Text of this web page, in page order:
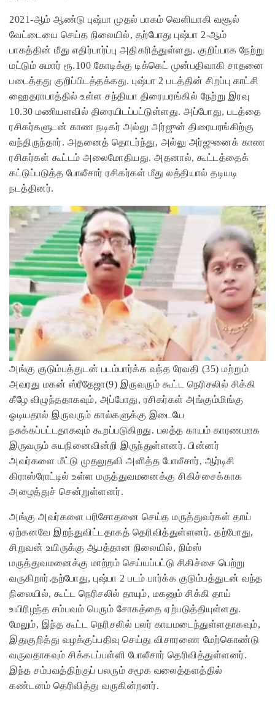
2021-ஆம் ஆண்டு புஷ்பா முதல் பாகம் வெளியாகி வசூல்
வேட்டையை செய்த நிலையில், தற்போது புஷ்பா 2-ஆம்
பாகத்தின் மீது எதிர்பார்ப்பு அதிகரித்துள்ளது. குறிப்பாக நேற்று
மட்டும் சுமார் ரூ.100 கோடிக்கு டிக்கெட் முன்பதிவாகி சாதனை
படைத்தது குறிப்பிடத்தக்கது. புஷ்பா 2 படத்தின் சிறப்பு காட்சி
ஹைதராபாத்தில் உள்ள சந்தியா திரையரங்கில் நேற்று இரவு
10.30 மணியளவில் திரையிடப்பட்டுள்ளது. அப்போது, படத்தை
ரசிகர்களுடன் காண நடிகர் அல்லு அர்ஜுன் திரையரங்கிற்கு
வந்திருந்தார். அதனைத் தொடர்ந்து, அல்லு அர்ஜுனைக் காண
ரசிகர்கள் கூட்டம் அலைமோதியது. அதனால், கூட்டத்தைக்
கட்டுப்படுத்த போலீசார் ரசிகர்கள் மீது லத்தியால் தடியடி
நடத்தினர்.
அங்கு குடும்பத்துடன் படம்பார்க்க வந்த ரேவதி (35) மற்றும்
அவரது மகன் ஸ்ரீதேஜா(9) இருவரும் கூட்ட நெரிசலில் சிக்கி
கீழே விழுந்ததாகவும், அப்போது, ரசிகர்கள் அங்கும்மிங்கு
ஓடியதால் இருவரும் கால்களுக்கு இடையே
நசுக்கப்பட்டதாகவும் கூறப்படுகிறது. பலத்த காயம் காரணமாக
இருவரும் சுயநினைவின்றி இருந்துள்ளனர். பின்னர்
அவர்களை மீட்டு முதலுதவி அளித்த போலீசார், ஆர்டிசி
கிராஸ்ரோட்டில் உள்ள மருத்துவமனைக்கு சிகிச்சைக்காக
அழைத்துச் சென்றுள்ளனர்.
அங்கு அவர்களை பரிசோதனை செய்த மருத்துவர்கள் தாய்
ஏற்கனவே இறந்துவிட்டதாகத் தெரிவித்துள்ளனர். தற்போது,
சிறுவன் உயிருக்கு ஆபத்தான நிலையில், நிம்ஸ்
மருத்துவமனைக்கு மாற்றம் செய்யப்பட்டு சிகிச்சை பெற்று
வருகிறார்.தற்போது, புஷ்பா 2 படம் பார்க்க குடும்பத்துடன் வந்த
நிலையில், கூட்ட நெரிசலில் தாயும், மகனும் சிக்கி தாய்
உயிரிழந்த சம்பவம் பெரும் சோகத்தை ஏற்படுத்தியுள்ளது.
மேலும், இந்த கூட்ட நெரிசலில் பலர் காயமடைந்துள்ளதாகவும்,
இதுகுறித்து வழக்குப்பதிவு செய்து விசாரணை மேற்கொண்டு
வருவதாகவும் சிக்கடப்பள்ளி போலீசார் தெரிவித்துள்ளனர்.
இந்த சம்பவத்திற்குப் பலரும் சமூக வலைத்தளத்தில்
கண்டனம் தெரிவித்து வருகின்றனர்.